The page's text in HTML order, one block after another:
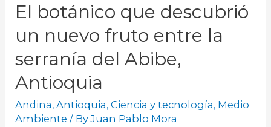
El botánico que descubrió
un nuevo fruto entre la
serranía del Abibe,
Antioquia
Andina,Antioquia,Ciencia y tecnología, Medio
Ambiente / ByJuan Pablo Mora